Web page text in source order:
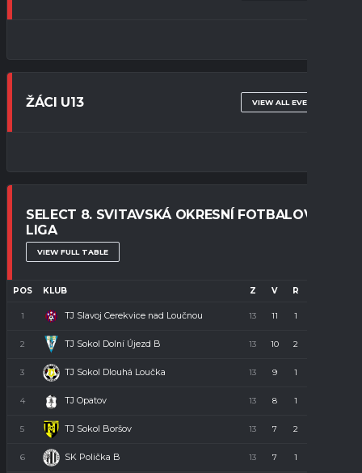
ŽÁCI U13 VIEW ALL EVENTS
SELECT 8. SVITAVSKÁ OKRESNÍ FOTBALOVÁ
LIGA
VIEW FULL TABLE
POS KLUB Z V R
1 TJ Slavoj Cerekvice nad Loučnou 13 11 1
2 TJ Sokol Dolní Újezd B 13 10 2
3 TJ Sokol Dlouhá Loučka 13 9 1
4 TJ Opatov 13 8 1
5 TJ Sokol Boršov 13 7 2
6 SK Polička B 13 7 1